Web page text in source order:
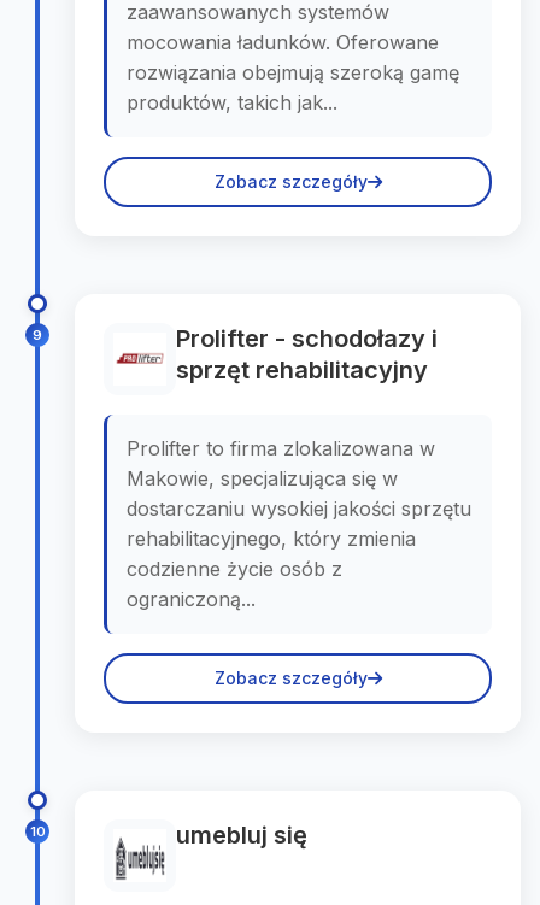
zaawansowanych systemów
mocowania ładunków. Oferowane
rozwiązania obejmują szeroką gamę
produktów, takich jak...
Zobacz szczegóły
9
Prolifter - schodołazy i
sprzęt rehabilitacyjny
Prolifter to firma zlokalizowana w
Makowie, specjalizująca się w
dostarczaniu wysokiej jakości sprzętu
rehabilitacyjnego, który zmienia
codzienne życie osób z
ograniczoną...
Zobacz szczegóły
10 umebluj się